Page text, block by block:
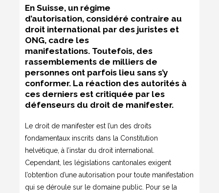
En Suisse, un régime
d’autorisation, considéré contraire au
droit international par des juristes et
ONG, cadre les
manifestations. Toutefois, des
rassemblements de milliers de
personnes ont parfois lieu sans s’y
conformer. La réaction des autorités à
ces derniers est critiquée par les
défenseurs du droit de manifester.
Le droit de manifester est l’un des droits
fondamentaux inscrits dans la Constitution
helvétique, à l’instar du droit international.
Cependant, les législations cantonales exigent
l’obtention d’une autorisation pour toute manifestation
qui se déroule sur le domaine public. Pour se la